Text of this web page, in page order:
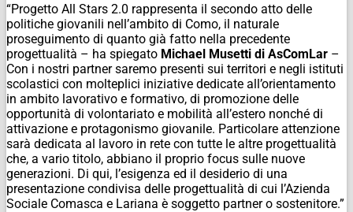
“Progetto All Stars 2.0 rappresenta il secondo atto delle
politiche giovanili nell’ambito di Como, il naturale
proseguimento di quanto già fatto nella precedente
progettualità – ha spiegato Michael Musetti di AsComLar –
Con i nostri partner saremo presenti sui territori e negli istituti
scolastici con molteplici iniziative dedicate all’orientamento
in ambito lavorativo e formativo, di promozione delle
opportunità di volontariato e mobilità all’estero nonché di
attivazione e protagonismo giovanile. Particolare attenzione
sarà dedicata al lavoro in rete con tutte le altre progettualità
che, a vario titolo, abbiano il proprio focus sulle nuove
generazioni. Di qui, l’esigenza ed il desiderio di una
presentazione condivisa delle progettualità di cui l’Azienda
Sociale Comasca e Lariana è soggetto partner o sostenitore.”